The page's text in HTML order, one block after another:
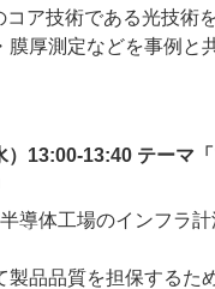
コア技術である光技術
膜厚測定などを事例と
）13:00-13:40 テーマ
導体工場のインフラ計
製品品質を担保するた